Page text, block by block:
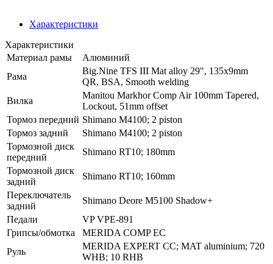
Характеристики
Характеристики
Материал рамы
Алюминий
Рама
Big.Nine TFS III Mat alloy 29", 135x9mm
QR, BSA, Smooth welding
Вилка
Manitou Markhor Comp Air 100mm Tapered,
Lockout, 51mm offset
Тормоз передний Shimano M4100; 2 piston
Тормоз задний
Shimano M4100; 2 piston
Тормозной диск
передний
Shimano RT10; 180mm
Тормозной диск
задний
Shimano RT10; 160mm
Переключатель
задний
Shimano Deore M5100 Shadow+
Педали
VP VPE-891
Грипсы/обмотка
MERIDA COMP EC
Руль
MERIDA EXPERT CC; MAT aluminium; 720
WHB; 10 RHB